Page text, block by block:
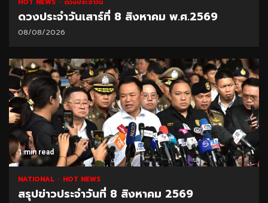
ดวงประจำวันเสาร์ที่ 8 สิงหาคม พ.ศ.2569
08/08/2026
1 min read
NATIONAL HOT NEWS
สรุปข่าวประจำวันที่ 8 สิงหาคม 2569